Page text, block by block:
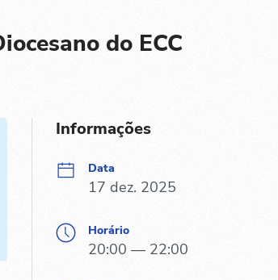
do ECC
Informações
Data
17 dez. 2025
Horário
20:00 — 22:00